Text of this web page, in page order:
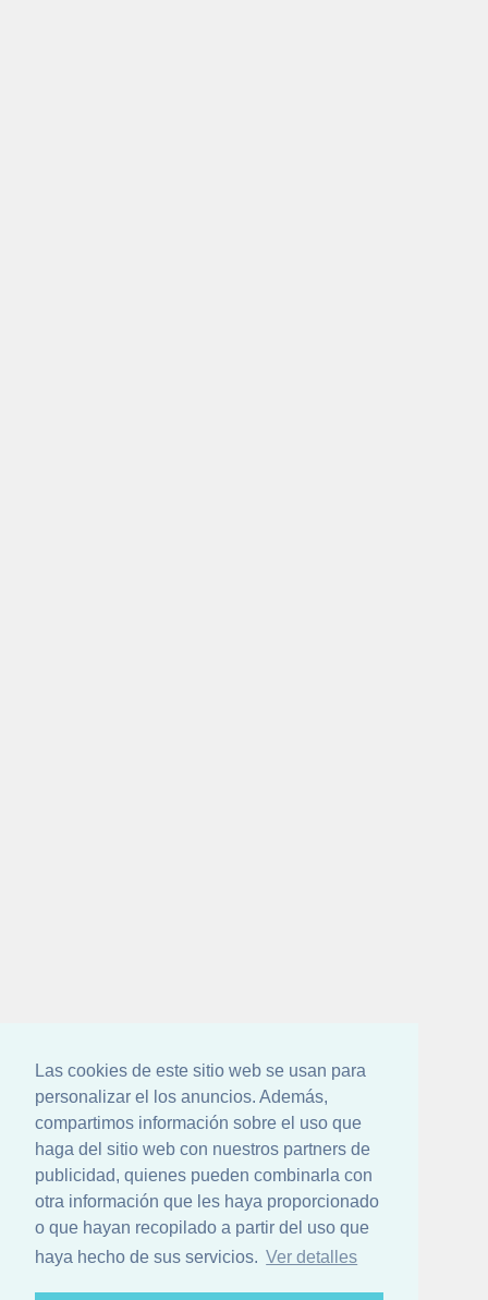
Las cookies de este sitio web se usan para
personalizar el los anuncios. Además,
compartimos información sobre el uso que
haga del sitio web con nuestros partners de
publicidad, quienes pueden combinarla con
otra información que les haya proporcionado
o que hayan recopilado a partir del uso que
haya hecho de sus servicios. Ver detalles